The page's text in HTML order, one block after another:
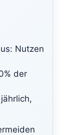
Nutzen
der